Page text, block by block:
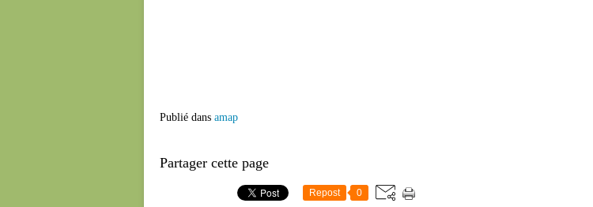
Publié dans amap
Partager cette page
Repost 0